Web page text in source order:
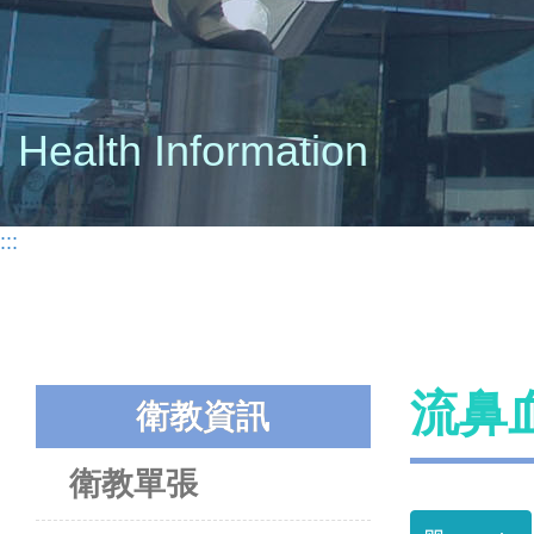
Health Information
:::
衛教資訊
衛教單張
流鼻